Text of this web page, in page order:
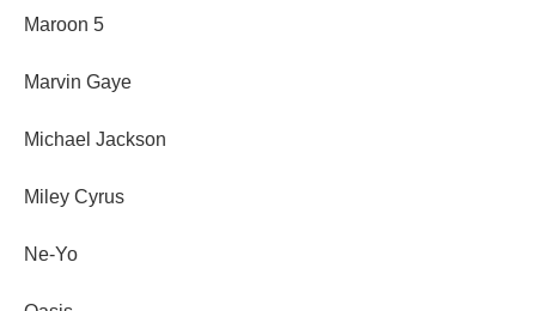
Maroon 5
Marvin Gaye
Michael Jackson
Miley Cyrus
Ne-Yo